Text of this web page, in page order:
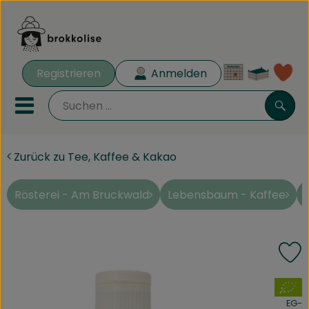
Registrieren Anmelden
Mobiles Menu öffnen oder
Biokisten
Rezeptkisten
Zurück zu Tee, Kaffee & Kakao
Rösterei - Am Bruckwald Lebensbaum - Kaffee
, Verband:
EG-